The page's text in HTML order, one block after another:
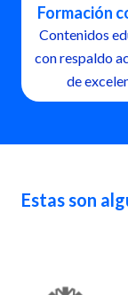
Formación
Contenidos
con respaldo
de
Estas son